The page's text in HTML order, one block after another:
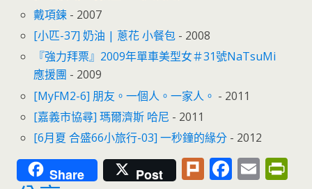
戴項鍊 - 2007
[小匹-37] 奶油 | 蔥花 小餐包 - 2008
『強力拜票』2009年單車美型女＃31號NaTsuMi
應援團 - 2009
[MyFM2-6] 朋友。一個人。一家人。 - 2011
[嘉義市協尋] 瑪爾濟斯 哈尼 - 2011
[6月夏 合盛66小旅行-03] 一秒鐘的緣分 - 2012
Share Post Pl F E